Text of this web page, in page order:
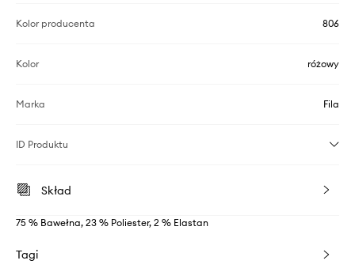
Kolor producenta 806
Kolor różowy
Marka Fila
ID Produktu
Skład
75 % Bawełna, 23 % Poliester, 2 % Elastan
Tagi